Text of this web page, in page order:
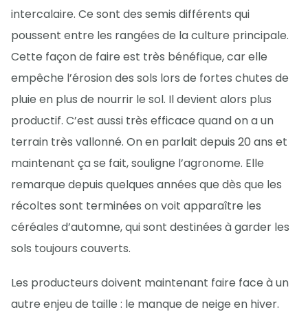
intercalaire. Ce sont des semis différents qui
poussent entre les rangées de la culture principale.
Cette façon de faire est très bénéfique, car elle
empêche l’érosion des sols lors de fortes chutes de
pluie en plus de nourrir le sol. Il devient alors plus
productif. C’est aussi très efficace quand on a un
terrain très vallonné. On en parlait depuis 20 ans et
maintenant ça se fait, souligne l’agronome. Elle
remarque depuis quelques années que dès que les
récoltes sont terminées on voit apparaître les
céréales d’automne, qui sont destinées à garder les
sols toujours couverts.
Les producteurs doivent maintenant faire face à un
autre enjeu de taille : le manque de neige en hiver.